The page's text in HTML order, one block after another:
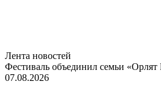
Лента новостей
Фестиваль объединил семьи «Орлят
07.08.2026